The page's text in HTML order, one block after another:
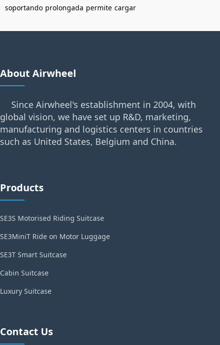
soportando prolongada permite cargar
About Airwheel
Since Airwheel's establishment in 2004, with
global vision, we have set up R&D, marketing,
manufacturing and logistics centers in countries
such as United States, Belgium and China.
Products
SE3S Motorised Riding Suitcase
SE3MiniT Ride on Motor Luggage
SE3T Smart Suitcase
Cabin Suitcase
Luxury Suitcase
Contact Us